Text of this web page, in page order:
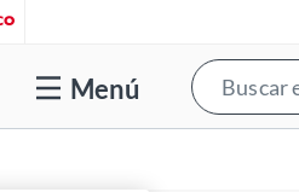
Menú